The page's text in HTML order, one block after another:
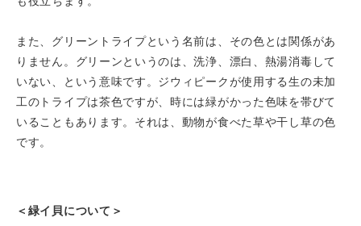
また、グリーントライプという名前は、その色とは関係があ
りません。グリーンというのは、洗浄、漂白、熱湯消毒して
いない、という意味です。ジウィピークが使用する生の未加
工のトライプは茶色ですが、時には緑がかった色味を帯びて
いることもあります。それは、動物が食べた草や干し草の色
です。
＜緑イ貝について＞